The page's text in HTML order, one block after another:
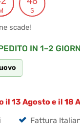
€418.40.
€389.11.
S
scade!
IN 1–2
il 13 Agosto e il 18
Fattura